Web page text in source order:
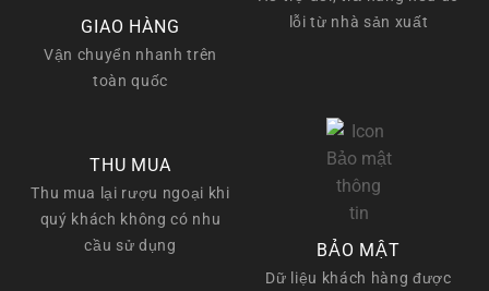
GIAO HÀNG
Vận chuyển nhanh trên
toàn quốc
lỗi từ nhà sản xuất
THU MUA
Thu mua lại rượu ngoại khi
quý khách không có nhu
cầu sử dụng
BẢO MẬT
Dữ liệu khách hàng được